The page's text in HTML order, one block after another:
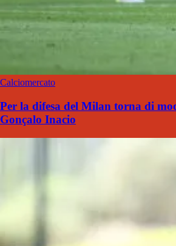
Calciomercato
Per la difesa del Milan torna di
Gonçalo Inacio